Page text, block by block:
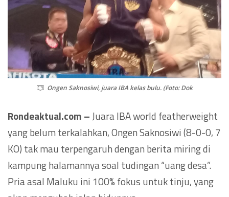
Ongen Saknosiwi, juara IBA kelas bulu. (Foto: Dok
Rondeaktual.com –Juara IBA world featherweight
yang belum terkalahkan, Ongen Saknosiwi (8-0-0, 7
KO) tak mau terpengaruh dengan berita miring di
kampung halamannya soal tudingan “uang desa”.
Pria asal Maluku ini 100% fokus untuk tinju, yang